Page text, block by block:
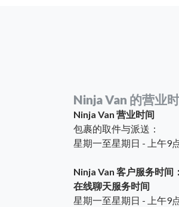
Ninja Van 的营业
Ninja Van 营业时间
包裹的取件与派送：
星期一至星期日 - 上午9
Ninja Van 客户服务时间：
在线聊天服务时间
星期一至星期日 - 上午9